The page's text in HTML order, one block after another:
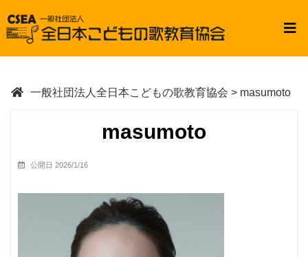
一般社団法人全日本こどもの歌教育協会 > masumoto
masumoto
公開日 2026/1/16